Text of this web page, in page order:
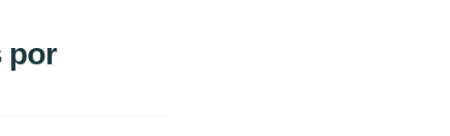
por